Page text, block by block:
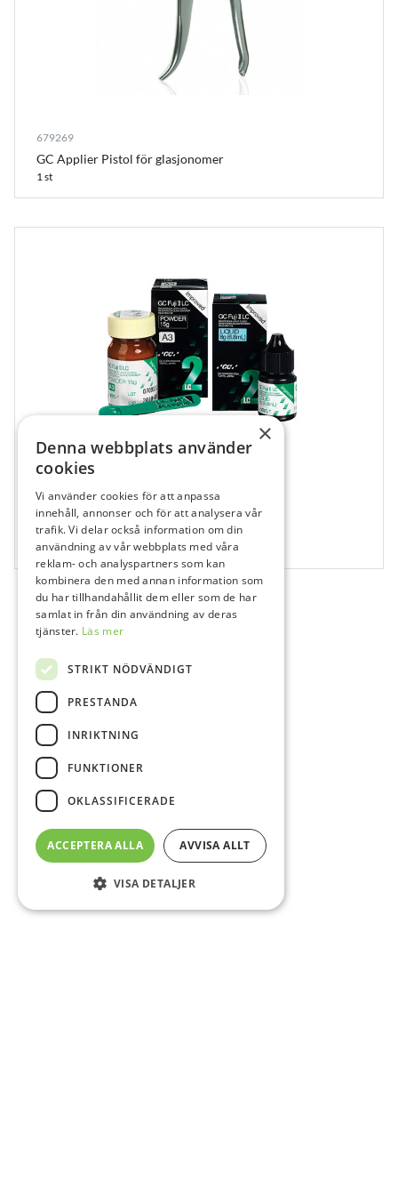
679269
GC Applier Pistol för glasjonomer
1 st
679281
Fuji II LC B3, Pulver
1x15 g
×
Denna webbplats använder
cookies
Vi använder cookies för att anpassa
innehåll, annonser och för att analysera vår
trafik. Vi delar också information om din
användning av vår webbplats med våra
reklam- och analyspartners som kan
kombinera den med annan information som
du har tillhandahållit dem eller som de har
samlat in från din användning av deras
tjänster. Läs mer
STRIKT NÖDVÄNDIGT
PRESTANDA
INRIKTNING
FUNKTIONER
OKLASSIFICERADE
ACCEPTERA ALLA AVVISA ALLT
VISA DETALJER